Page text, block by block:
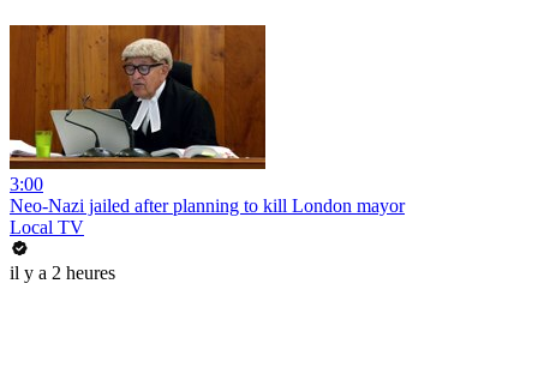
3:00
Neo-Nazi jailed after planning to kill London mayor
Local TV
il y a 2 heures